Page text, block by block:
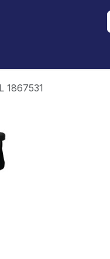
1867531